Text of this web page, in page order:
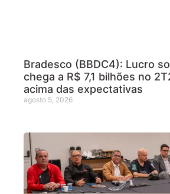
Bradesco (BBDC4): Lucro
chega a R$ 7,1 bilhões no
acima das expectativas
agosto 5, 2026